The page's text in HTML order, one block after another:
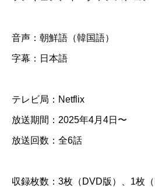
個
音声：朝鮮語（韓国語）
字幕：日本語
テレビ局：Netflix
放送期間：2025年4月4日〜
放送回数：全6話
収録枚数：3枚（DVD版）、1枚（